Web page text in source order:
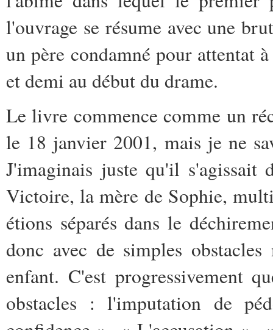
l'ouvrage se résume avec une
un père condamné pour attentat
et demi au début du drame.
Le livre commence comme un
le 18 janvier 2001, mais je ne
J'imaginais juste qu'il s'agissait
Victoire, la mère de Sophie,
étions séparés dans le
donc avec de simples
enfant. C'est progressivement
obstacles : l'imputation de